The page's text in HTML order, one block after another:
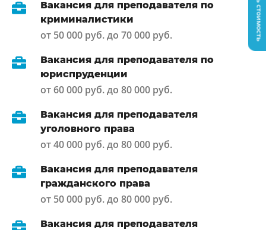
Вакансия для преподавателя по
криминалистики
от 50 000 руб. до 70 000 руб.
Вакансия для преподавателя по
юриспруденции
от 60 000 руб. до 80 000 руб.
Вакансия для преподавателя
уголовного права
от 40 000 руб. до 80 000 руб.
Вакансия для преподавателя
гражданского права
от 50 000 руб. до 80 000 руб.
Вакансия для преподавателя